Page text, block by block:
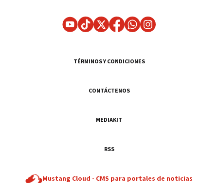
TÉRMINOS Y CONDICIONES
CONTÁCTENOS
MEDIAKIT
RSS
Mustang Cloud - CMS para portales de noticias